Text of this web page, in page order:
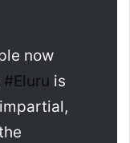
now
#Eluru is